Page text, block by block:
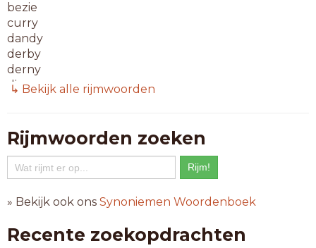
bezie
curry
dandy
derby
derny
dizzy
dummy
epoxy
ferry
folky
funky
gipsy
happy
↳ Bekijk alle rijmwoorden
Rijmwoorden zoeken
» Bekijk ook ons Synoniemen Woordenboek
Recente zoekopdrachten